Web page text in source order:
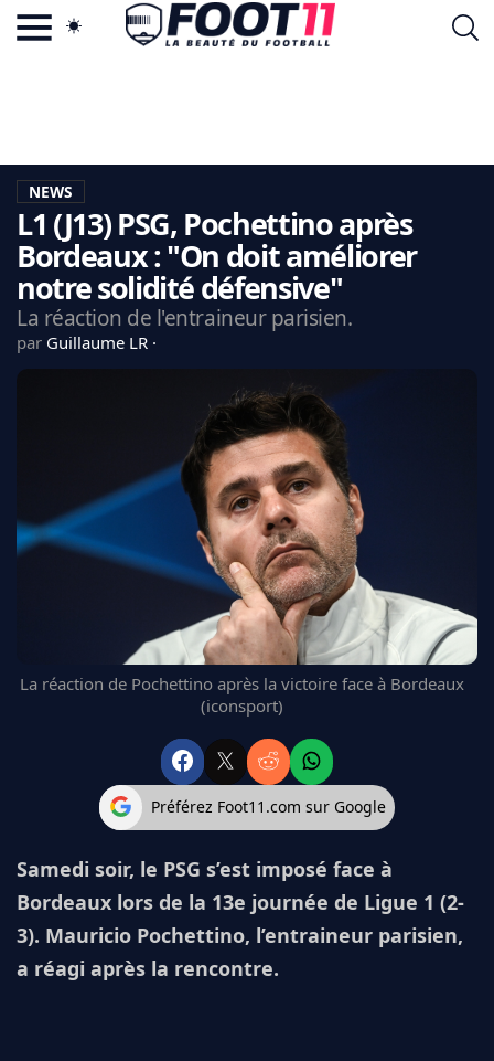
LA CHARTE
VIE PRIVÉE
CGU
CONTACTEZ-NOUS
REAL MADRID
FC BARCELONE
MANCHESTER UNITED
L'AVIS DE LA RÉDAC'
NEWS
L1 (J13) PSG, Pochettino après
Bordeaux : "On doit améliorer
notre solidité défensive"
La réaction de l'entraineur parisien.
par Guillaume LR
La réaction de Pochettino après la victoire face à Bordeaux
(iconsport)
Préférez Foot11.com sur Google
Samedi soir, le PSG s’est imposé face à
Bordeaux lors de la 13e journée de Ligue 1 (2-
3). Mauricio Pochettino, l’entraineur parisien,
a réagi après la rencontre.